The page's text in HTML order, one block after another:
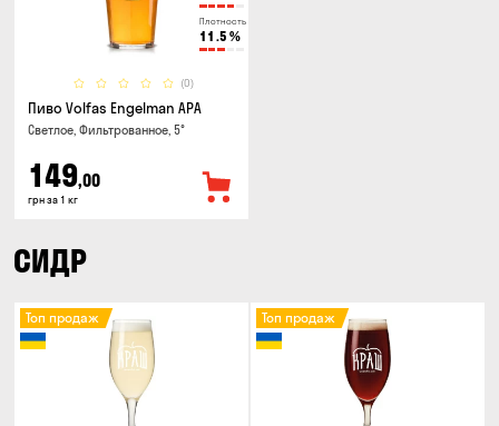
Плотность
11.5 %
(0)
Пиво Volfas Engelman APA
Светлое, Фильтрованное, 5°
149,00
грн за 1 кг
СИДР
Топ продаж Топ продаж